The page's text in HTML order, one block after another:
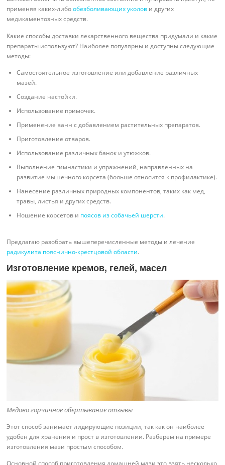
применяя каких-либообезболивающих уколов и других
медикаментозных средств.
Какие способы доставки лекарственного вещества придумали и какие
препараты используют? Наиболее популярны и доступны следующие
методы:
Самостоятельное изготовление или добавление различных
мазей.
Создание настойки.
Использование примочек.
Применение ванн с добавлением растительных препаратов.
Приготовление отваров.
Использование различных банок и утюжков.
Выполнение гимнастики и упражнений, направленных на
развитие мышечного корсета (больше относится к профилактике).
Нанесение различных природных компонентов, таких как мед,
травы, листья и других средств.
Ношение корсетов и поясов из собачьей шерсти.
Предлагаю разобрать вышеперечисленные методы и лечение
радикулита пояснично-крестцовой области.
Изготовление кремов, гелей, масел
Медово горчичное обертывание отзывы
Этот способ занимает лидирующие позиции, так как он наиболее
удобен для хранения и прост в изготовлении. Разберем на примере
изготовления мази простым способом.